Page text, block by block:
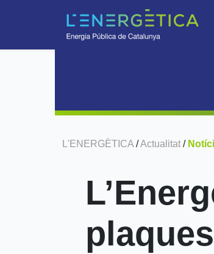
L'ENERGÈTICA /Actualitat /